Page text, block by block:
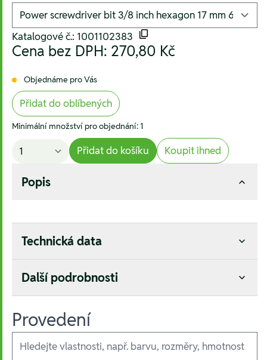
Katalogové č.: 1001102383
Cena bez DPH: 270,80 Kč
Objednáme pro Vás
Přidat do oblíbených
Minimální množství pro objednání: 1
Přidat do košíku Koupit ihned
Popis
Technická data
Další podrobnosti
Provedení
Ausführungen